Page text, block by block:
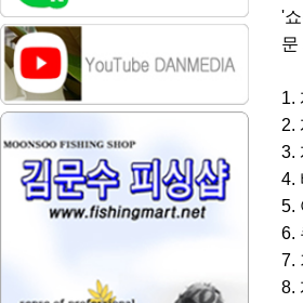
'
문
1.
2.
3.
4.
5.
6.
7.
8.